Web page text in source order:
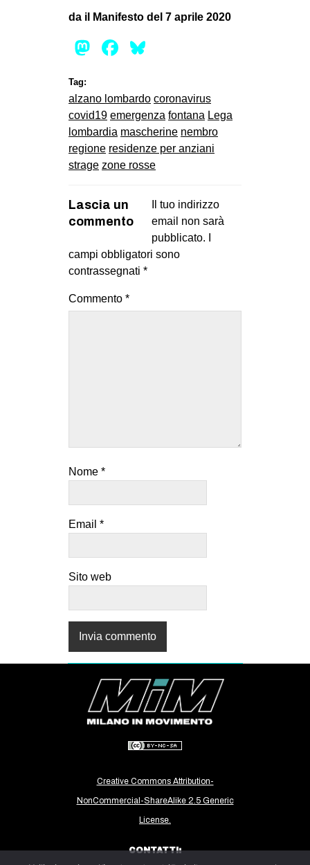
da il Manifesto del 7 aprile 2020
Mastodon
Facebook
Tag:
alzano lombardo coronavirus
covid19 emergenza fontana Lega
lombardia mascherine nembro
regione residenze per anziani
strage zone rosse
Lascia un
commento
Il tuo indirizzo
email non sarà
pubblicato.
campi obbligatori sono
contrassegnati *
Commento *
Nome *
Email *
Sito web
Creative Commons Attribution-
NonCommercial-ShareAlike 2.5 Generic
License.
CONTATTI: